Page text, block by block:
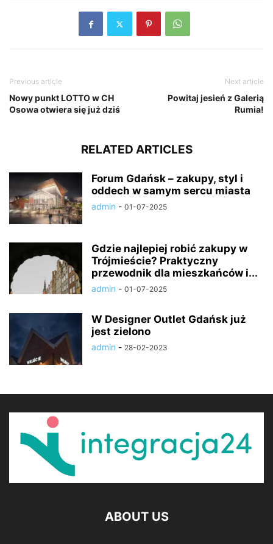
Previous article
Nowy punkt LOTTO w CH
Osowa otwiera się już dziś
Next article
Powitaj jesień z Galerią
Rumia!
RELATED ARTICLES
Forum Gdańsk – zakupy, styl i
oddech w samym sercu miasta
admin - 01-07-2025
Gdzie najlepiej robić zakupy w
Trójmieście? Praktyczny
przewodnik dla mieszkańców i...
admin - 01-07-2025
W Designer Outlet Gdańsk już
jest zielono
admin - 28-02-2023
ABOUT US